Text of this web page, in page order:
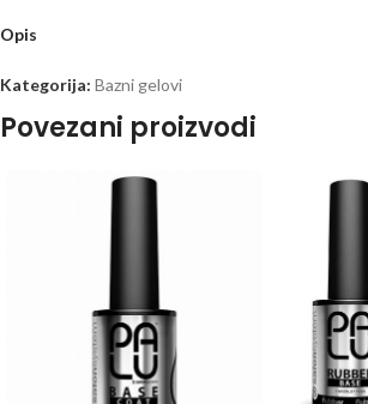
Opis
Kategorija: Bazni gelovi
Povezani proizvodi